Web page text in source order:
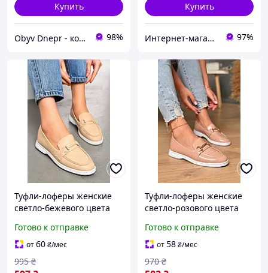
Купить
Obyv Dnepr - кожаная обувь г. Днепр 98%
Купить
Интернет-магазин Soloveiko.com.ua - одежда и обувь для всей семьи, Украина 97%
Туфли-лоферы женские
светло-бежевого цвета
Готово к отправке
от60₴/мес
995 ₴
Туфли-лоферы женские
светло-розового цвета
Готово к отправке
от58₴/мес
970 ₴